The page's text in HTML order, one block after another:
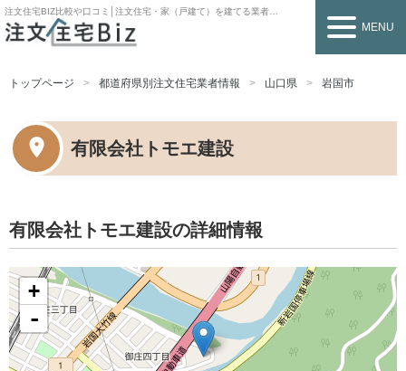
注文住宅BIZ比較や口コミ│注文住宅・家（戸建て）を建てる業者を探すなら
MENU
トップページ 都道府県別注文住宅業者情報 山口県 岩国市
有限会社トモエ建設
有限会社トモエ建設の詳細情報
+
-